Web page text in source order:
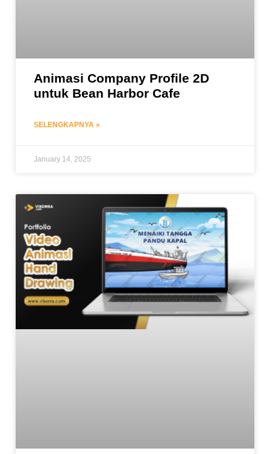
Animasi Company Profile 2D
untuk Bean Harbor Cafe
SELENGKAPNYA »
January 14, 2025